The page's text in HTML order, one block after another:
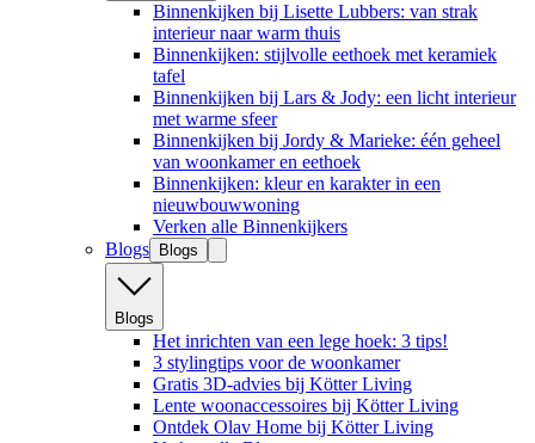
Binnenkijken bij Lisette Lubbers: van strak
interieur naar warm thuis
Binnenkijken: stijlvolle eethoek met keramiek
tafel
Binnenkijken bij Lars & Jody: een licht interieur
met warme sfeer
Binnenkijken bij Jordy & Marieke: één geheel
van woonkamer en eethoek
Binnenkijken: kleur en karakter in een
nieuwbouwwoning
Verken alle Binnenkijkers
Blogs
Blogs
Blogs
Het inrichten van een lege hoek: 3 tips!
3 stylingtips voor de woonkamer
Gratis 3D-advies bij Kötter Living
Lente woonaccessoires bij Kötter Living
Ontdek Olav Home bij Kötter Living